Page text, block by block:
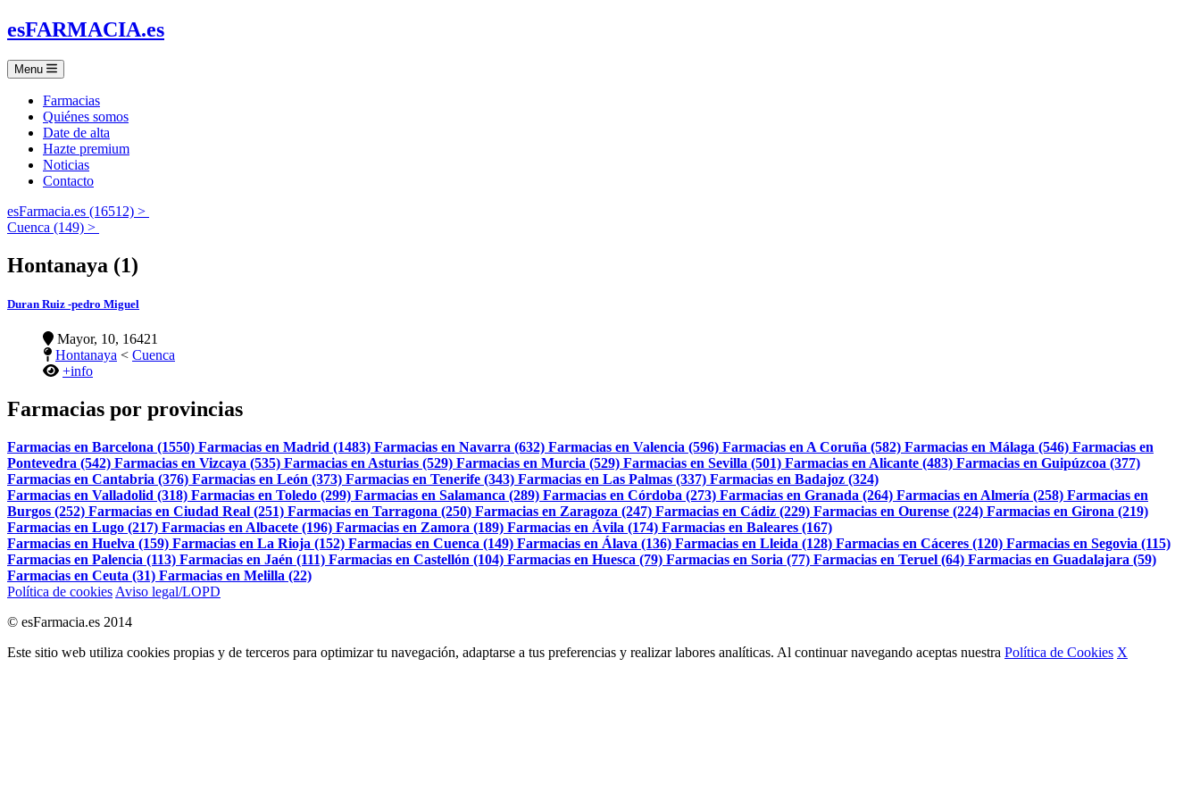
esFARMACIA.es
Menu
Farmacias
Quiénes somos
Date de alta
Hazte premium
Noticias
Contacto
esFarmacia.es (16512) >
Cuenca (149) >
Hontanaya (1)
Duran Ruiz -pedro Miguel
Mayor, 10, 16421
Hontanaya < Cuenca
+info
Farmacias por provincias
Farmacias en Barcelona (1550) Farmacias en Madrid (1483) Farmacias en Navarra (632) Farmacias en Valencia (596) Farmacias en A Coruña (582) Farmacias en Málaga (546) Farmacias en
Pontevedra (542) Farmacias en Vizcaya (535) Farmacias en Asturias (529) Farmacias en Murcia (529) Farmacias en Sevilla (501) Farmacias en Alicante (483) Farmacias en Guipúzcoa (377)
Farmacias en Cantabria (376) Farmacias en León (373) Farmacias en Tenerife (343) Farmacias en Las Palmas (337) Farmacias en Badajoz (324)
Farmacias en Valladolid (318) Farmacias en Toledo (299) Farmacias en Salamanca (289) Farmacias en Córdoba (273) Farmacias en Granada (264) Farmacias en Almería (258) Farmacias en
Burgos (252) Farmacias en Ciudad Real (251) Farmacias en Tarragona (250) Farmacias en Zaragoza (247) Farmacias en Cádiz (229) Farmacias en Ourense (224) Farmacias en Girona (219)
Farmacias en Lugo (217) Farmacias en Albacete (196) Farmacias en Zamora (189) Farmacias en Ávila (174) Farmacias en Baleares (167)
Farmacias en Huelva (159) Farmacias en La Rioja (152) Farmacias en Cuenca (149) Farmacias en Álava (136) Farmacias en Lleida (128) Farmacias en Cáceres (120) Farmacias en Segovia (115)
Farmacias en Palencia (113) Farmacias en Jaén (111) Farmacias en Castellón (104) Farmacias en Huesca (79) Farmacias en Soria (77) Farmacias en Teruel (64) Farmacias en Guadalajara (59)
Farmacias en Ceuta (31) Farmacias en Melilla (22)
Política de cookies Aviso legal/LOPD
© esFarmacia.es 2014
Este sitio web utiliza cookies propias y de terceros para optimizar tu navegación, adaptarse a tus preferencias y realizar labores analíticas. Al continuar navegando aceptas nuestra Política de Cookies X